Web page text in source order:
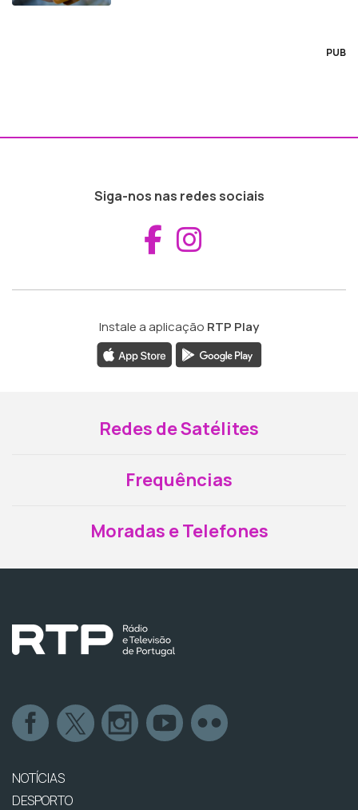
PUB
Siga-nos nas redes sociais
Aceder ao
Instale a aplicação RTP Play
Redes de Satélites
Frequências
Moradas e Telefones
NOTÍCIAS
DESPORTO